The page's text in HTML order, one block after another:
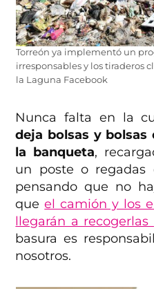
Torreón ya implementó un
irresponsables y los tiraderos
la Laguna Facebook
Nunca falta en la
deja bolsas y bolsas
la banqueta,
un poste o regadas
pensando que no
queel camión y los
llegarán a
basura es
nosotros.